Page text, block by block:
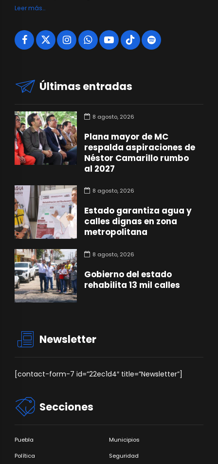
Leer más…
Últimas entradas
8 agosto, 2026
Plana mayor de MC
respalda aspiraciones de
Néstor Camarillo rumbo
al 2027
8 agosto, 2026
Estado garantiza agua y
calles dignas en zona
metropolitana
8 agosto, 2026
Gobierno del estado
rehabilita 13 mil calles
Newsletter
[contact-form-7 id=”22ec1d4″ title=”Newsletter”]
Secciones
Puebla Municipios
Política Seguridad